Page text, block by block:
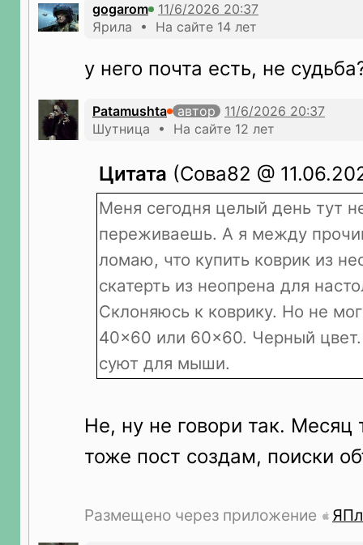
gogarom
Ярила • На сайте 14 лет
у него почта есть, не
Patamushta
автор
Шутница • На сайте 12 лет
Цитата (Сова82 @
Меня сегодня целый день тут
переживаешь. А я между
ломаю, что купить коврик из
скатерть из неопрена для
Склоняюсь к коврику. Но не
40×60 или 60×60. Черный
суют для мыши.
Не, ну не говори так. Месяц
тоже пост создам, поиски
Размещено через приложение